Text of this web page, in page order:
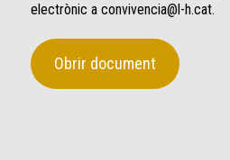
electrònic a convivencia@l-h.cat.
Obrir document